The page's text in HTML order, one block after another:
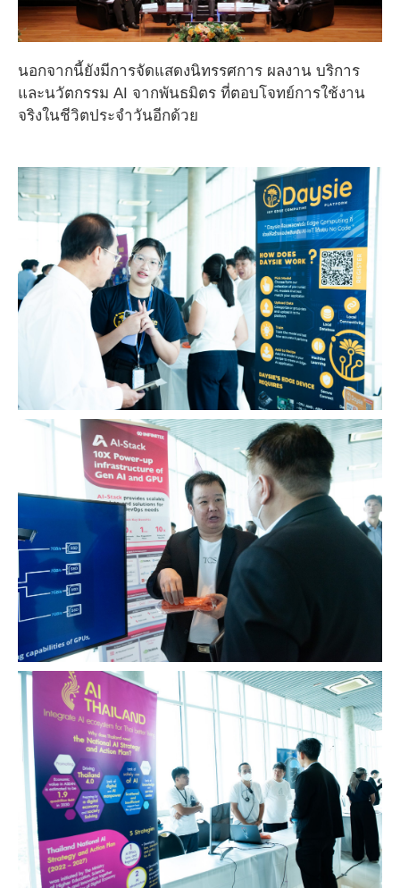
นอกจากนี้ยังมีการจัดแสดงนิทรรศการ ผลงาน บริการ
และนวัตกรรม AI จากพันธมิตร ที่ตอบโจทย์การใช้งาน
จริงในชีวิตประจำวันอีกด้วย